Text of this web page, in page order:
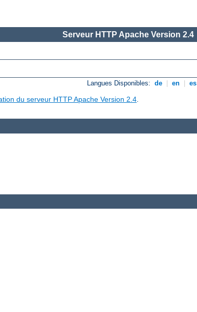
Serveur HTTP Apache Version 2.4
Langues Disponibles: de en es
du serveur HTTP Apache Version 2.4.